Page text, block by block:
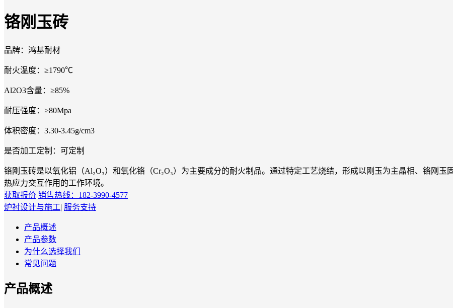
铬刚玉砖
品牌： 鸿基耐材
耐火温度： ≥1790℃
Al2O3含量： ≥85%
耐压强度： ≥80Mpa
体积密度： 3.30-3.45g/cm3
是否加工定制： 可定制
铬刚玉砖是以氧化铝（Al₂O₃）和氧化铬（Cr₂O₃）为主要成分的耐火制品。通过特定工艺烧结，形成以刚玉为主晶相、铬刚
热应力交互作用的工作环境。
获取报价 销售热线：182-3990-4577
炉衬设计与施工| 服务支持
产品概述
产品参数
为什么选择我们
常见问题
产品概述